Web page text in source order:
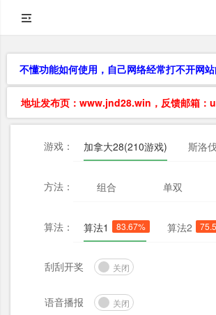
不懂功能如何使用，自己网络经常打不开网
地址发布页：www.jnd28.win，反馈邮箱：
游戏： 加拿大28(210游戏) 斯洛
方法： 组合 单双
算法： 算法1 83.67% 算法2
刮刮开奖 关闭
语音播报 关闭